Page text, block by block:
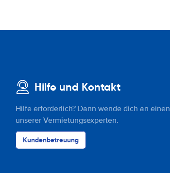
Hilfe und Kontakt
Hilfe erforderlich? Dann wende dich an einen
unserer Vermietungsexperten.
Kundenbetreuung